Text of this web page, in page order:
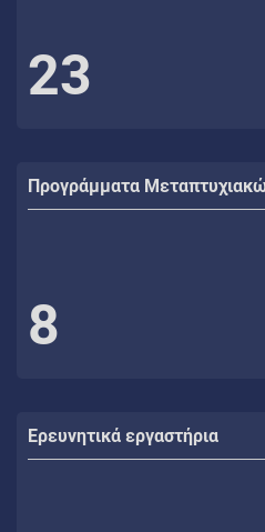
23
Προγράμματα
8
Ερευνητικά εργαστήρια